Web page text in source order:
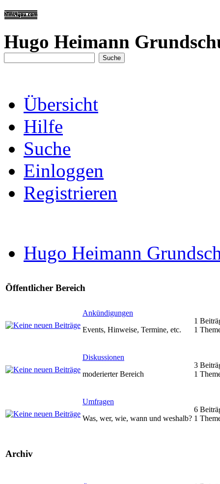
Hugo Heimann
Übersicht
Hilfe
Suche
Einloggen
Registrieren
Hugo Heimann
Öffentlicher Bereich
Ankündigungen
Events, Hinweise, Termine, etc.
1
1
Diskussionen
moderierter Bereich
3
1
Umfragen
Was, wer, wie, wann und weshalb?
6
1
Archiv